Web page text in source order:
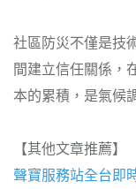
社區防災不僅是技
間建立信任關係，
本的累積，是氣候
【其他文章推薦】
聲寶服務站全台即